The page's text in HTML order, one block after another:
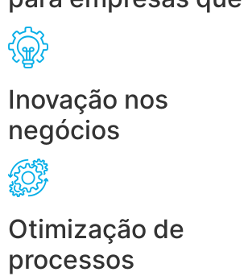
Inovação nos
negócios
Otimização de
processos